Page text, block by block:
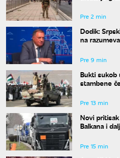
Pre 2 min
Dodik:
na
Pre 9 min
Bukti sukob
stambene
Pre 13 min
Novi
Balkana i
Pre 15 min